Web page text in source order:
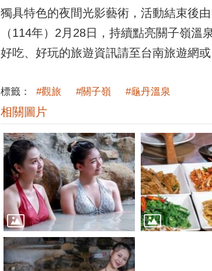
獨具特色的夜間光影藝術，活動結束後
（114年）2月28日，持續點亮關子嶺
好吃、好玩的旅遊資訊請至台南旅遊網
標籤： #觀旅 #關子嶺 #龜丹溫泉
相關圖片